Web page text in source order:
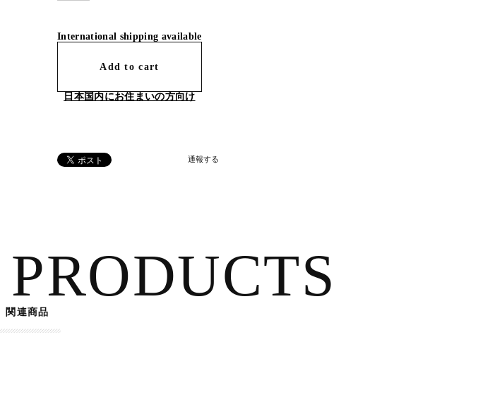
International shipping available
Add to cart
日本国内にお住まいの方向け
通報する
関連商品